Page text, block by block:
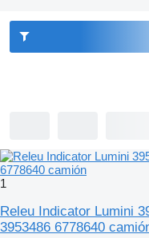
1
Releu Indicator Lumini
3953486 6778640